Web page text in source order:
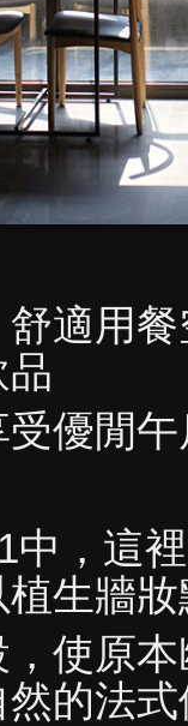
適用
優閒
中，這
生牆
使原
的法